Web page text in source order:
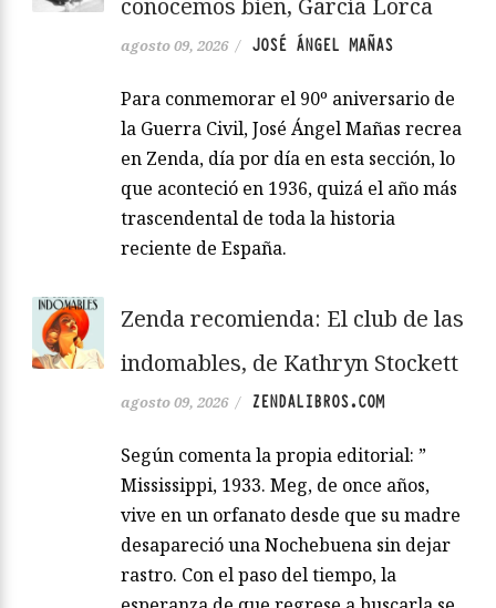
agosto 09, 2026 / JOSÉ ÁNGEL MAÑAS
Para conmemorar el 90º aniversario de
la Guerra Civil, José Ángel Mañas recrea
en Zenda, día por día en esta sección, lo
que aconteció en 1936, quizá el año más
trascendental de toda la historia
reciente de España.
Zenda recomienda: El club de las
indomables, de Kathryn Stockett
agosto 09, 2026 / ZENDALIBROS.COM
Según comenta la propia editorial: ”
Mississippi, 1933. Meg, de once años,
vive en un orfanato desde que su madre
desapareció una Nochebuena sin dejar
rastro. Con el paso del tiempo, la